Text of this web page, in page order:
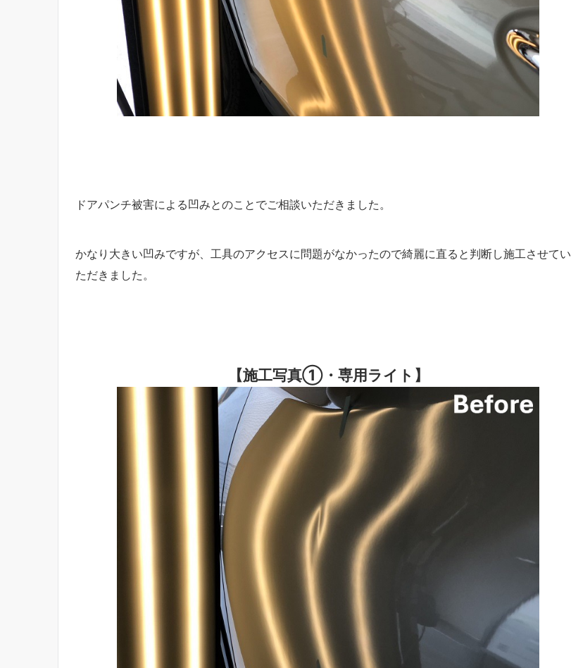
ドアパンチ被害による凹みとのことでご相談いただきました。
かなり大きい凹みですが、工具のアクセスに問題がなかったので綺麗に直ると判断し施工させてい
ただきました。
【施工写真①・専用ライト】